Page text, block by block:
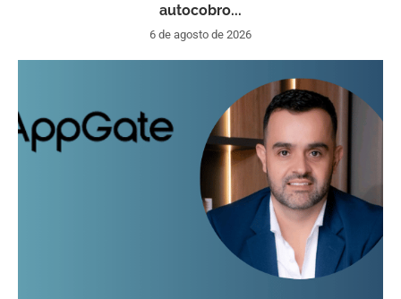
autocobro...
6 de agosto de 2026